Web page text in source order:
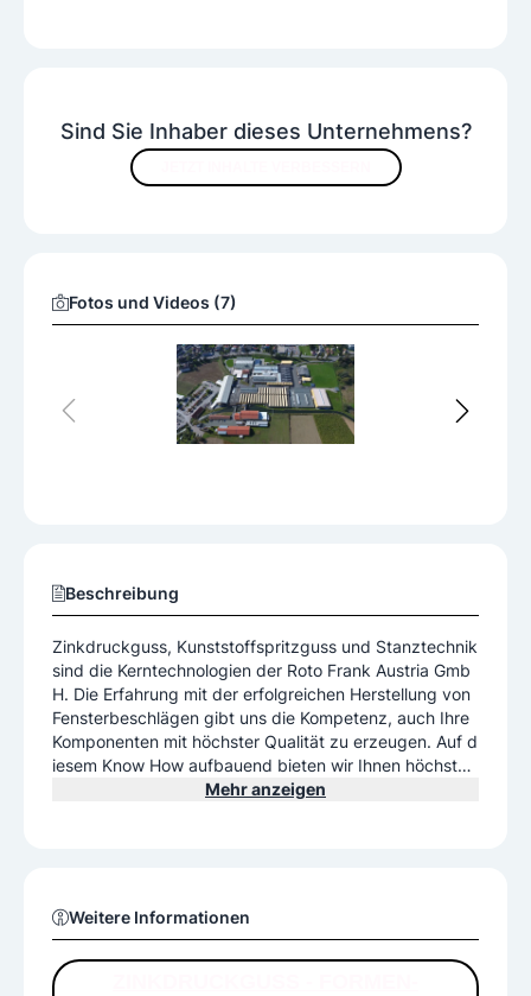
Sind Sie Inhaber dieses Unternehmens?
Fotos und Videos (7)
Beschreibung
Zinkdruckguss, Kunststoffspritzguss und Stanztechnik
sind die Kerntechnologien der Roto Frank Austria Gmb
H. Die Erfahrung mit der erfolgreichen Herstellung von
Fensterbeschlägen gibt uns die Kompetenz, auch Ihre
Komponenten mit höchster Qualität zu erzeugen. Auf d
iesem Know How aufbauend bieten wir Ihnen höchste
Qualität von der Entwicklung bis zur Fertigung. Dabei s
Mehr anzeigen
Weitere Informationen